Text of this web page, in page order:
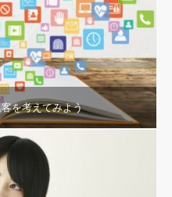
を考えてみよう